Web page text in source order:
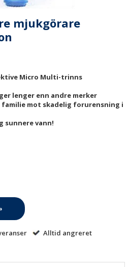
mjukgörare
Micro Multi-trinns
lenger enn andre merker
mot skadelig forurensning i
sunnere vann!
Alltid angreret